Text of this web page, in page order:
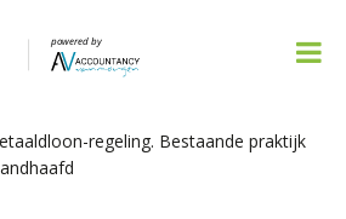
regeling. Bestaande praktijk